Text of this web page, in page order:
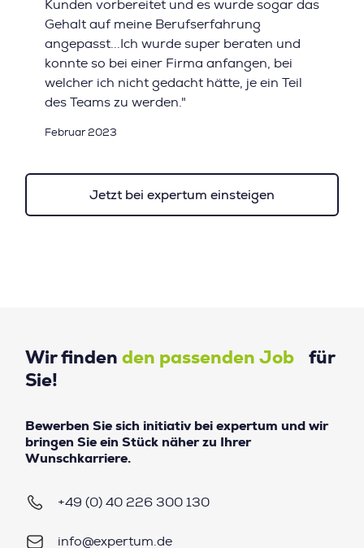
Kunden vorbereitet und es wurde sogar das
Gehalt auf meine Berufserfahrung
angepasst...Ich wurde super beraten und
konnte so bei einer Firma anfangen, bei
welcher ich nicht gedacht hätte, je ein Teil
des Teams zu werden."
Februar 2023
Jetzt bei expertum einsteigen
Wir finden den passenden Job für
Sie!
Bewerben Sie sich initiativ bei expertum und wir
bringen Sie ein Stück näher zu Ihrer
Wunschkarriere.
+49 (0) 40 226 300 130
info@expertum.de